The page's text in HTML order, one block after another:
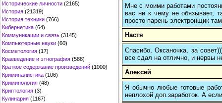
Исторические личности (2165)
История (21319)
История техники (766)
Кибернетика (64)
Коммуникации и связь (3145)
Компьютерные науки (60)
Косметология (17)
Краеведение и этнография (588)
Краткое содержание произведений (1000)
Криминалистика (106)
Криминология (48)
Криптология (3)
Кулинария (1167)
Мне с моими работами
вас ни к чему не обязывает,
просто парень электронщик
Настя
Спасибо, Оксаночка, за
все сдал на отлично, и нервы
Алексей
Я обычно любые готовые
неплохой доп.заработок. А